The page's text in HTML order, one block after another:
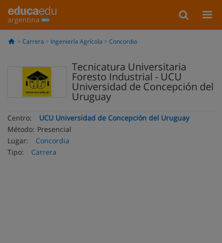
argentina
Carrera Ingeniería Agrícola Concordia
Tecnicatura Universitaria
Foresto Industrial - UCU
Universidad de Concepción del
Uruguay
Centro:
UCU Universidad de Concepción del Uruguay
Método: Presencial
Lugar:
Concordia
Tipo:
Carrera